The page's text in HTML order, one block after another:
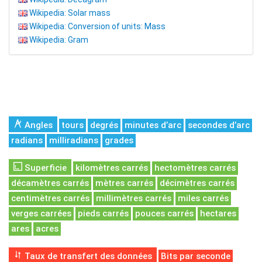
Wikipedia: Solar mass
Wikipedia: Conversion of units: Mass
Wikipedia: Gram
Angles tours degrés minutes d’arc
secondes d’arc
radians
milliradians grades
Superficie kilomètres carrés
hectomètres carrés
décamètres carrés
mètres carrés
décimètres carrés
centimètres carrés
millimètres carrés
miles carrés
verges carrées
pieds carrés pouces carrés
hectares
ares
acres
Taux de transfert des données
Bits par seconde